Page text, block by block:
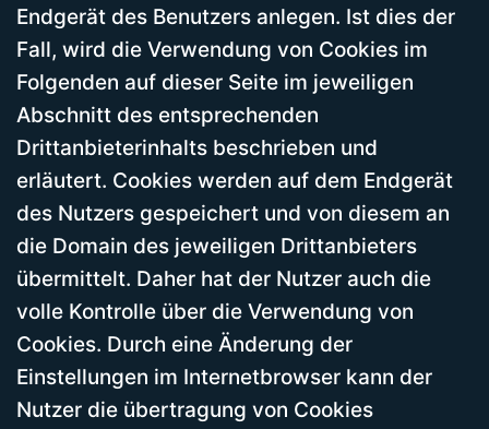
Endgerät des Benutzers anlegen. Ist dies der
Fall, wird die Verwendung von Cookies im
Folgenden auf dieser Seite im jeweiligen
Abschnitt des entsprechenden
Drittanbieterinhalts beschrieben und
erläutert. Cookies werden auf dem Endgerät
des Nutzers gespeichert und von diesem an
die Domain des jeweiligen Drittanbieters
übermittelt. Daher hat der Nutzer auch die
volle Kontrolle über die Verwendung von
Cookies. Durch eine Änderung der
Einstellungen im Internetbrowser kann der
Nutzer die übertragung von Cookies